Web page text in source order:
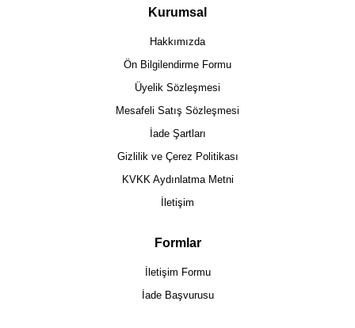
Kurumsal
Hakkımızda
Ön Bilgilendirme Formu
Üyelik Sözleşmesi
Mesafeli Satış Sözleşmesi
İade Şartları
Gizlilik ve Çerez Politikası
KVKK Aydınlatma Metni
İletişim
Formlar
İletişim Formu
İade Başvurusu